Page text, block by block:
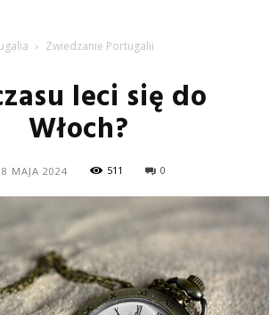
Zwiedzanie Portugalii
leci się do
Włoch?
MAJA 2024 511 0